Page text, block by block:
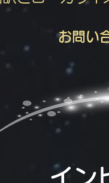
お問い
イン